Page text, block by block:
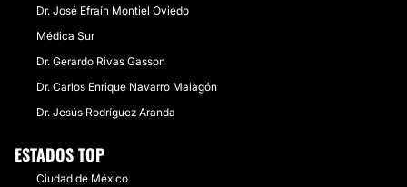
Dr. José Efraín Montiel Oviedo
Médica Sur
​Dr. Gerardo Rivas Gasson
Dr. Carlos Enrique Navarro Malagón
​Dr. Jesús Rodríguez Aranda
ESTADOS TOP
Ciudad de México